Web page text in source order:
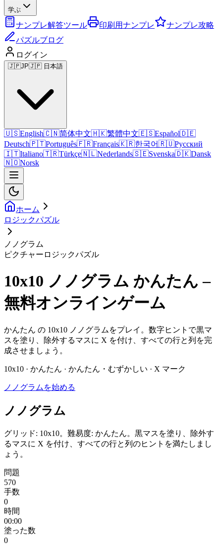
学ぶ
ナンプレ解答ツール 印刷用ナンプレ
ナンプレ攻略
パズルブログ
ログイン
🇯🇵JP🇯🇵 日本語
🇺🇸English🇨🇳简体中文🇭🇰繁體中文🇪🇸Español🇩🇪
Deutsch🇵🇹Português🇫🇷Français🇰🇷한국어🇷🇺Русский
🇮🇹Italiano🇹🇷Türkçe🇳🇱Nederlands🇸🇪Svenska🇩🇰Dansk
🇳🇴Norsk
ホーム
ロジックパズル
ノノグラム
ピクチャーロジックパズル
10x10 ノノグラム かんたん –
無料オンラインゲーム
かんたん の 10x10 ノノグラムをプレイ。数字ヒントで黒マ
スを塗り、除外するマスに X を付け、すべての行と列を完
成させましょう。
10x10 · かんたん · かんたん・むずかしい · X マーク
ノノグラムを始める
ノノグラム
グリッド: 10x10。難易度: かんたん。黒マスを塗り、除外す
るマスに X を付け、すべての行と列のヒントを満たしまし
ょう。
問題
570
手数
0
時間
00:00
塗った数
0